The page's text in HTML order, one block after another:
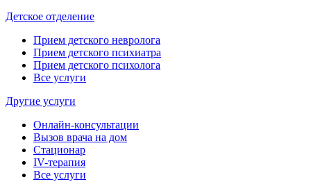
Детское отделение
Прием детского невролога
Прием детского психиатра
Прием детского психолога
Все услуги
Другие услуги
Онлайн-консультации
Вызов врача на дом
Стационар
IV-терапия
Все услуги